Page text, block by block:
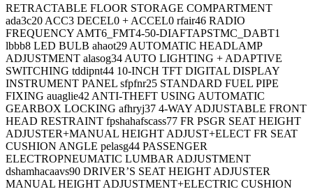
RETRACTABLE FLOOR STORAGE COMPARTMENT
ada3c20 ACC3 DECEL0 + ACCEL0 rfair46 RADIO
FREQUENCY AMT6_FMT4-50-DIAFTAPSTMC_DABT1
lbbb8 LED BULB ahaot29 AUTOMATIC HEADLAMP
ADJUSTMENT alasog34 AUTO LIGHTING + ADAPTIVE
SWITCHING tddipnt44 10-INCH TFT DIGITAL DISPLAY
INSTRUMENT PANEL sfpfnr25 STANDARD FUEL PIPE
FIXING auaglie42 ANTI-THEFT USING AUTOMATIC
GEARBOX LOCKING afhryj37 4-WAY ADJUSTABLE FRONT
HEAD RESTRAINT fpshahafscass77 FR PSGR SEAT HEIGHT
ADJUSTER+MANUAL HEIGHT ADJUST+ELECT FR SEAT
CUSHION ANGLE pelasg44 PASSENGER
ELECTROPNEUMATIC LUMBAR ADJUSTMENT
dshamhacaavs90 DRIVER’S SEAT HEIGHT ADJUSTER
MANUAL HEIGHT ADJUSTMENT+ELECTRIC CUSHION